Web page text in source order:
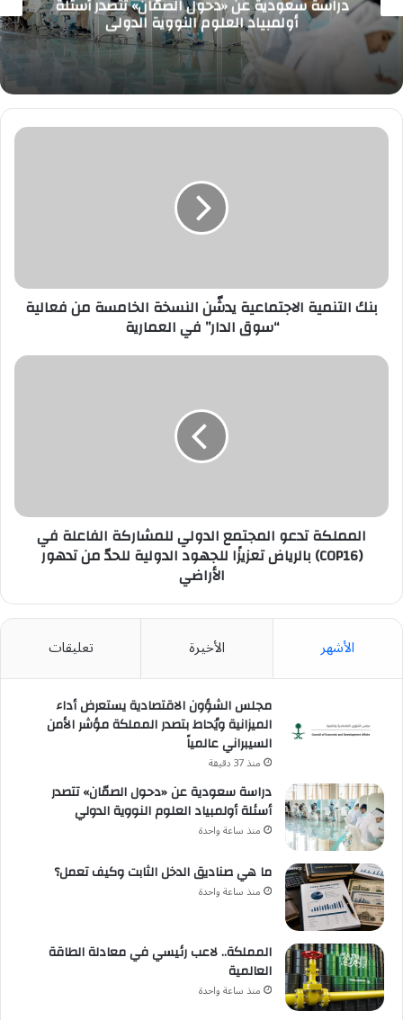
دراسة سعودية عن «دحول الصمّان» تتصدر أسئلة
أولمبياد العلوم النووية الدولي
بنك
“سوق
الدار”
في
بنك التنمية الاجتماعية يدشّن النسخة الخامسة من فعالية
“سوق الدار” في العمارية
المملكة
بالرياض
تعزيزًا
للجهود
من
الأراضي
المملكة تدعو المجتمع الدولي للمشاركة الفاعلة في
(COP16) بالرياض تعزيزًا للجهود الدولية للحدّ من تدهور
الأراضي
الأشهر الأخيرة تعليقات
مجلس الشؤون الاقتصادية يستعرض أداء
الميزانية ويُحاط بتصدر المملكة مؤشر الأمن
السيبراني عالمياً
منذ 37 دقيقة
دراسة سعودية عن «دحول الصمّان» تتصدر
أسئلة أولمبياد العلوم النووية الدولي
منذ ساعة واحدة
ما هي صناديق الدخل الثابت وكيف تعمل؟
منذ ساعة واحدة
المملكة.. لاعب رئيسي في معادلة الطاقة
العالمية
منذ ساعة واحدة